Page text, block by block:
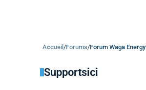
Accueil /Forums/Forum Waga Energy
Supportsici